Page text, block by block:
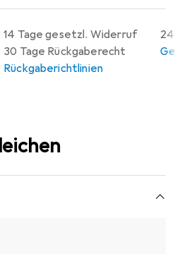
14 Tage gesetzl. Widerruf
30 Tage Rückgaberecht
Rückgaberichtlinien
24